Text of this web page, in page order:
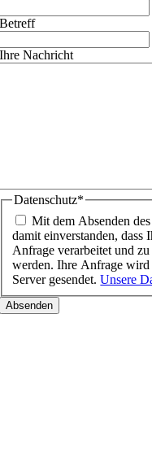
Betreff
Ihre Nachricht
Datenschutz*
Mit dem Absenden
damit einverstanden,
Anfrage verarbeitet und
werden. Ihre Anfrage wird
Server gesendet.Unsere